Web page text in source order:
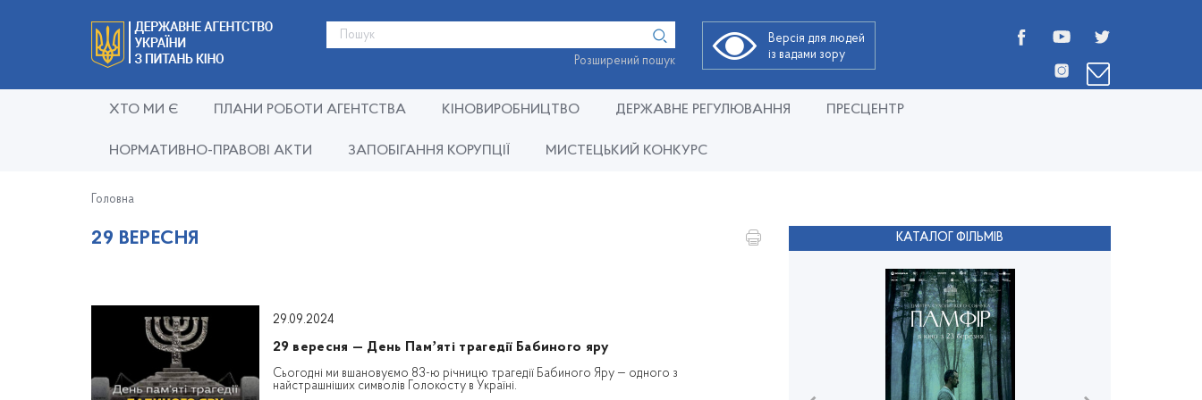
Розширений пошук
Версія для людей
із вадами зору
ХТО МИ Є ПЛАНИ РОБОТИ АГЕНТСТВА КІНОВИРОБНИЦТВО ДЕРЖАВНЕ РЕГУЛЮВАННЯ ПРЕСЦЕНТР
НОРМАТИВНО-ПРАВОВІ АКТИ ЗАПОБІГАННЯ КОРУПЦІЇ МИСТЕЦЬКИЙ КОНКУРС
Головна
29 ВЕРЕСНЯ
29.09.2024
29 вересня — День Памʼяті трагедії Бабиного яру
Сьогодні ми вшановуємо 83-ю річницю трагедії Бабиного Яру — одного з
найстрашніших символів Голокосту в Україні.
КАТАЛОГ ФІЛЬМІВ